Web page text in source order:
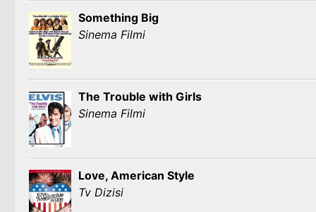
Something Big
Sinema Filmi
The Trouble with Girls
Sinema Filmi
Love, American Style
Tv Dizisi